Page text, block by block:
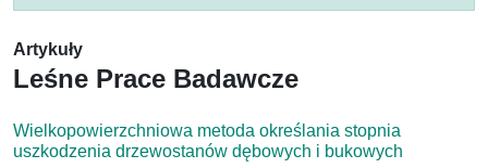
Artykuły
Leśne Prace Badawcze
Wielkopowierzchniowa metoda określania stopnia
uszkodzenia drzewostanów dębowych i bukowych